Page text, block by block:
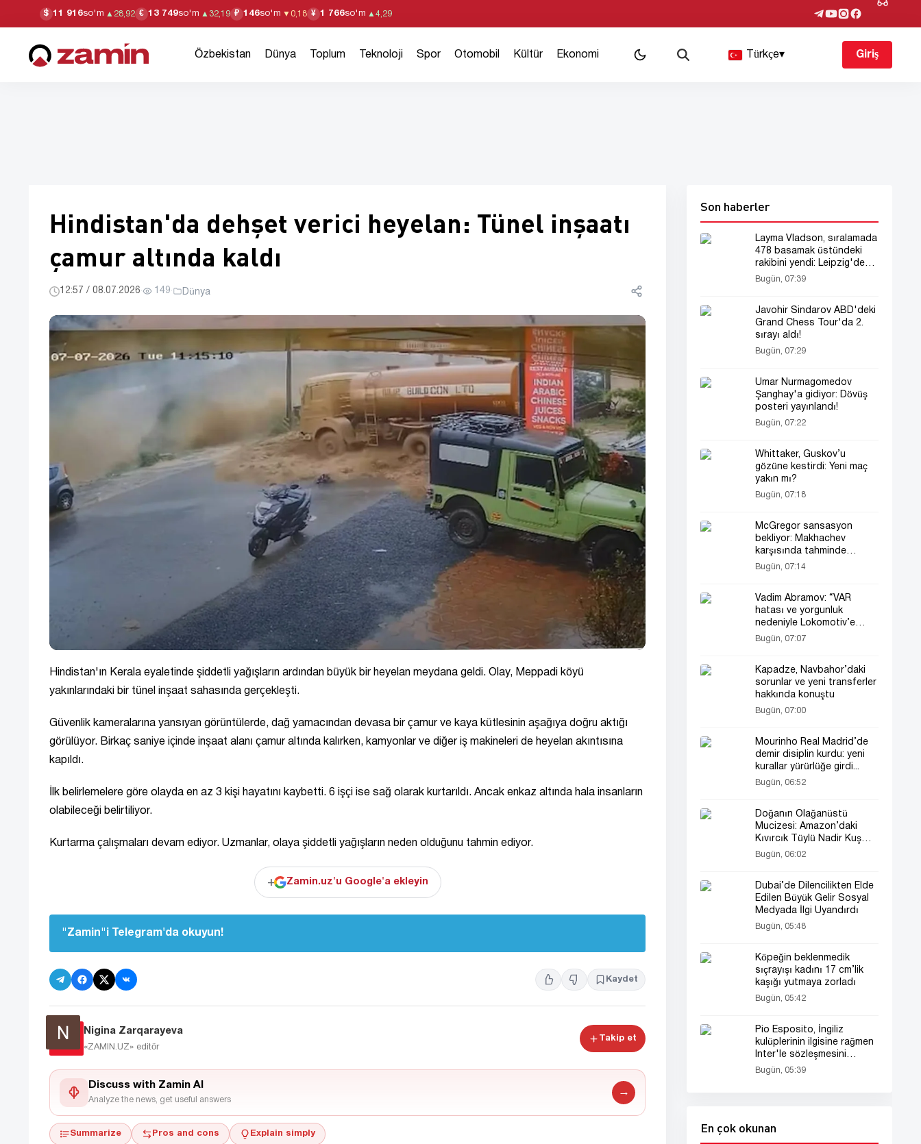
$ 11 916so'm ▲ 28,92 € 13 749so'm ▲ 32,19 ₽ 146so'm ▼ 0,18 ¥ 1 766so'm ▲ 4,29
Özbekistan Dünya Toplum Teknoloji Spor Otomobil Kültür Ekonomi Türkçe▾ Giriş
Hindistan'da dehşet verici heyelan: Tünel inşaatı
çamur altında kaldı
12:57 / 08.07.2026· 149· Dünya
Hindistan'ın Kerala eyaletinde şiddetli yağışların ardından büyük bir heyelan meydana geldi. Olay, Meppadi köyü
yakınlarındaki bir tünel inşaat sahasında gerçekleşti.
Güvenlik kameralarına yansıyan görüntülerde, dağ yamacından devasa bir çamur ve kaya kütlesinin aşağıya doğru aktığı
görülüyor. Birkaç saniye içinde inşaat alanı çamur altında kalırken, kamyonlar ve diğer iş makineleri de heyelan akıntısına
kapıldı.
İlk belirlemelere göre olayda en az 3 kişi hayatını kaybetti. 6 işçi ise sağ olarak kurtarıldı. Ancak enkaz altında hala insanların
olabileceği belirtiliyor.
Kurtarma çalışmaları devam ediyor. Uzmanlar, olaya şiddetli yağışların neden olduğunu tahmin ediyor.
+ Zamin.uz'u Google'a ekleyin
"Zamin"i Telegram'da okuyun!
Kaydet
Nigina Zarqarayeva
«ZAMIN.UZ» editör
Takip et
Discuss with Zamin AI
Analyze the news, get useful answers
→
Summarize Pros and cons Explain simply
Son haberler
Layma Vladson, sıralamada
478 basamak üstündeki
rakibini yendi: Leipzig'de
sansasyon!
Bugün, 07:39
Javohir Sindarov ABD'deki
Grand Chess Tour'da 2.
sırayı aldı!
Bugün, 07:29
Umar Nurmagomedov
Şanghay'a gidiyor: Dövüş
posteri yayınlandı!
Bugün, 07:22
Whittaker, Guskov’u
gözüne kestirdi: Yeni maç
yakın mı?
Bugün, 07:18
McGregor sansasyon
bekliyor: Makhachev
karşısında tahminde
bulundu
Bugün, 07:14
Vadim Abramov: “VAR
hatası ve yorgunluk
nedeniyle Lokomotiv’e
yenildik”
Bugün, 07:07
Kapadze, Navbahor’daki
sorunlar ve yeni transferler
hakkında konuştu
Bugün, 07:00
Mourinho Real Madrid’de
demir disiplin kurdu: yeni
kurallar yürürlüğe girdi...
Bugün, 06:52
Doğanın Olağanüstü
Mucizesi: Amazon’daki
Kıvırcık Tüylü Nadir Kuş
Bilim İnsanlarını Bile
Bugün, 06:02
Dubai’de Dilencilikten Elde
Edilen Büyük Gelir Sosyal
Medyada İlgi Uyandırdı
Bugün, 05:48
Köpeğin beklenmedik
sıçrayışı kadını 17 cm’lik
kaşığı yutmaya zorladı
Bugün, 05:42
Pio Esposito, İngiliz
kulüplerinin ilgisine rağmen
Inter'le sözleşmesini
uzatabilir
Bugün, 05:39
En çok okunan